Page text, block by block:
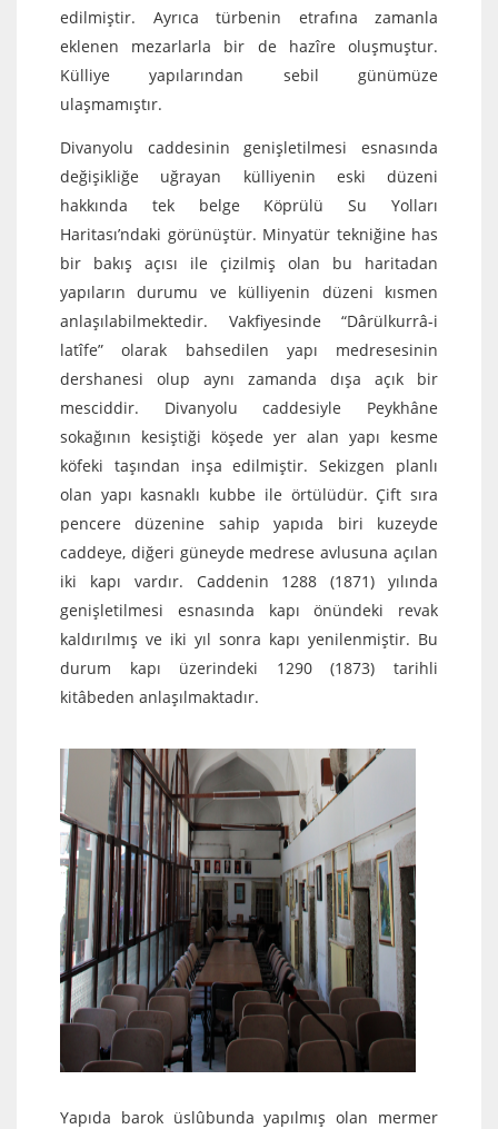
edilmiştir. Ayrıca türbenin etrafına zamanla
eklenen mezarlarla bir de hazîre oluşmuştur.
Külliye yapılarından sebil günümüze
ulaşmamıştır.
Divanyolu caddesinin genişletilmesi esnasında
değişikliğe uğrayan külliyenin eski düzeni
hakkında tek belge Köprülü Su Yolları
Haritası’ndaki görünüştür. Minyatür tekniğine has
bir bakış açısı ile çizilmiş olan bu haritadan
yapıların durumu ve külliyenin düzeni kısmen
anlaşılabilmektedir. Vakfiyesinde “Dârülkurrâ-i
latîfe” olarak bahsedilen yapı medresesinin
dershanesi olup aynı zamanda dışa açık bir
mesciddir. Divanyolu caddesiyle Peykhâne
sokağının kesiştiği köşede yer alan yapı kesme
köfeki taşından inşa edilmiştir. Sekizgen planlı
olan yapı kasnaklı kubbe ile örtülüdür. Çift sıra
pencere düzenine sahip yapıda biri kuzeyde
caddeye, diğeri güneyde medrese avlusuna açılan
iki kapı vardır. Caddenin 1288 (1871) yılında
genişletilmesi esnasında kapı önündeki revak
kaldırılmış ve iki yıl sonra kapı yenilenmiştir. Bu
durum kapı üzerindeki 1290 (1873) tarihli
kitâbeden anlaşılmaktadır.
Yapıda barok üslûbunda yapılmış olan mermer